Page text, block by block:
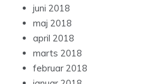
juni 2018
maj 2018
april 2018
marts 2018
februar 2018